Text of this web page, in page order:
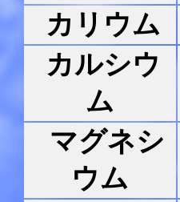
カリウム
カルシウ
ム
マグネシ
ウム